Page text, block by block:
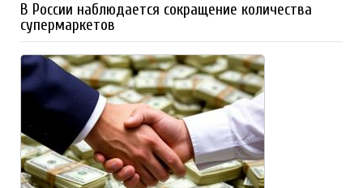
В России наблюдается сокращение количества
супермаркетов